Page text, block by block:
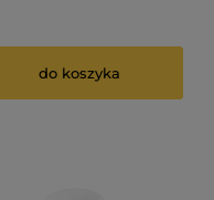
do koszyka